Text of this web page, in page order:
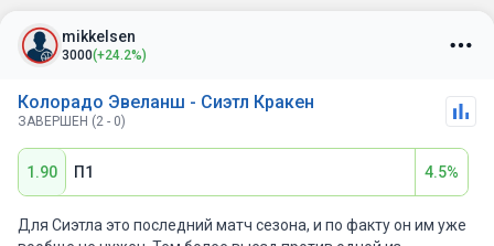
mikkelsen
3000(+24.2%)
Колорадо Эвеланш - Сиэтл Кракен
ЗАВЕРШЕН (2 - 0)
1.90 П1 4.5%
Для Сиэтла это последний матч сезона, и по факту он им уже